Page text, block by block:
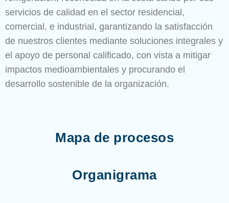
servicios de calidad en el sector residencial,
comercial, e industrial, garantizando la satisfacción
de nuestros clientes mediante soluciones integrales y
el apoyo de personal calificado, con vista a mitigar
impactos medioambientales y procurando el
desarrollo sostenible de la organización.
Mapa de procesos
Organigrama